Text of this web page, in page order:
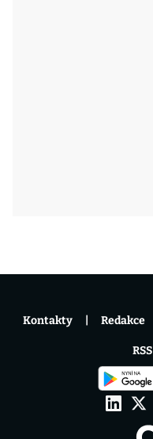
Kontakty Redakce
RSS